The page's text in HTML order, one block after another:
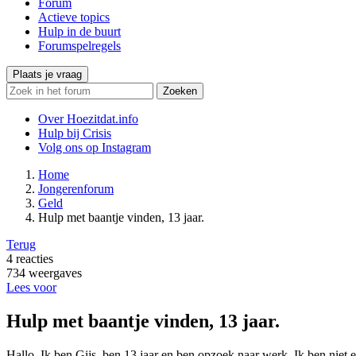
Forum
Actieve topics
Hulp in de buurt
Forumspelregels
Plaats je vraag
Zoeken
Over Hoezitdat.info
Hulp bij Crisis
Volg ons op Instagram
Home
Jongerenforum
Geld
Hulp met baantje vinden, 13 jaar.
Terug
4 reacties
734 weergaves
Lees voor
Hulp met baantje vinden, 13 jaar.